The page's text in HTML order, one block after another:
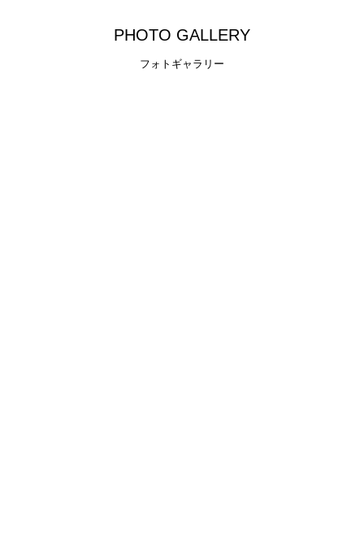
PHOTO GALLERY
フォトギャラリー